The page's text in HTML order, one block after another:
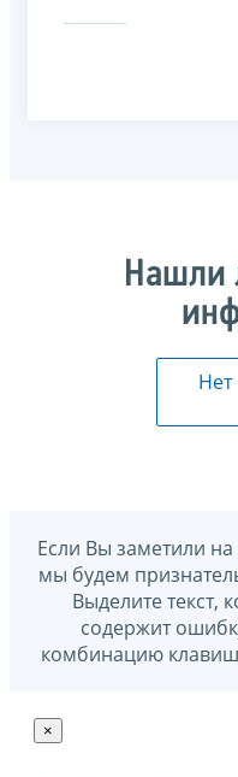
Нашли
Нет
Если Вы заметили на
мы будем
Выделите
содержит
комбинацию
×